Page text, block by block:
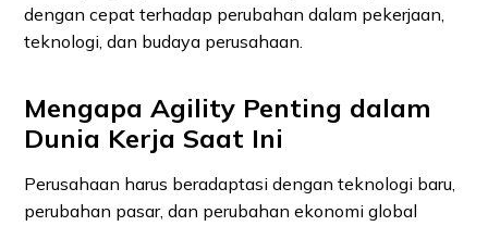
dengan cepat terhadap perubahan dalam pekerjaan,
teknologi, dan budaya perusahaan.
Mengapa Agility Penting dalam
Dunia Kerja Saat Ini
Perusahaan harus beradaptasi dengan teknologi baru,
perubahan pasar, dan perubahan ekonomi global